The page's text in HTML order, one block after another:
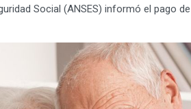
Social (ANSES) informó el pago